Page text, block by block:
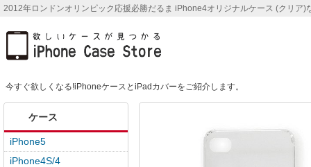
2012年ロンドンオリンピック応援必勝だるま iPhone4オリジナルケース (クリア)
今すぐ欲しくなる!iPhoneケースとiPadカバーをご紹介します。
ケース
iPhone5
iPhone4S/4